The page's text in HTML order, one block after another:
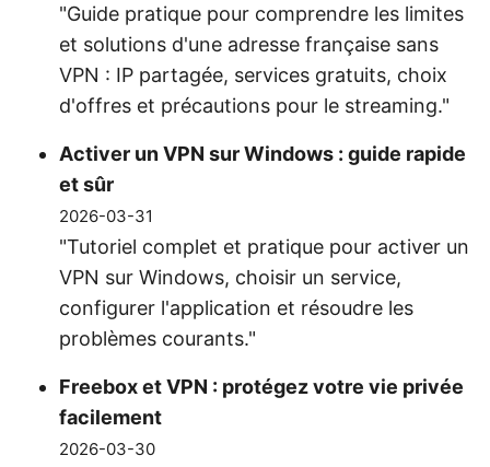
"Guide pratique pour comprendre les limites
et solutions d'une adresse française sans
VPN : IP partagée, services gratuits, choix
d'offres et précautions pour le streaming."
Activer un VPN sur Windows : guide rapide
et sûr
2026-03-31
"Tutoriel complet et pratique pour activer un
VPN sur Windows, choisir un service,
configurer l'application et résoudre les
problèmes courants."
Freebox et VPN : protégez votre vie privée
facilement
2026-03-30